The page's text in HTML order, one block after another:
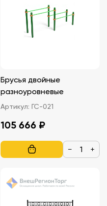
Брусья двойные
разноуровневые
Артикул: ГС-021
105 666 ₽
− +